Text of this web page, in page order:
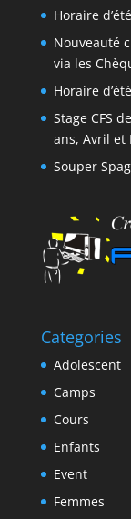
Horaire
Nouveauté
via les
Horaire
Stage CFS
ans, Avril et
Souper
Categories
Adolescent
Camps
Cours
Enfants
Event
Femmes